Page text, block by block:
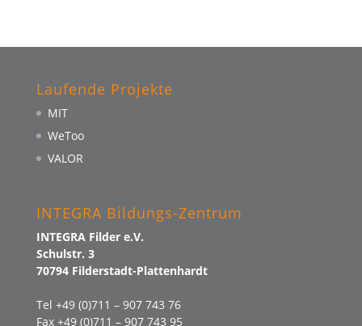
Laufende Projekte
MIT
WeToo
VALOR
INTEGRA Bildungs-Zentrum
INTEGRA Filder e.V.
Schulstr. 3
70794 Filderstadt-Plattenhardt
Tel +49 (0)711 – 907 743 76
Fax +49 (0)711 – 907 743 95